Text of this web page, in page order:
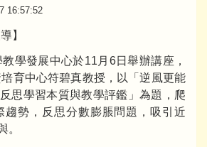
16:57:52
】
學發展中心於11月6日舉辦講座，
育中心符碧真教授，以「逆風更能
思學習本質與教學評鑑」為題，爬
趨勢，反思分數膨脹問題，吸引近
。